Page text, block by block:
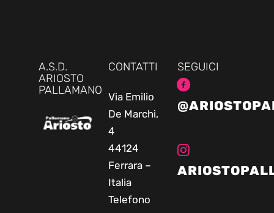
A.S.D.
ARIOSTO
PALLAMANO
CONTATTI
Via Emilio
De Marchi,
4
44124
Ferrara –
Italia
Telefono
SEGUICI